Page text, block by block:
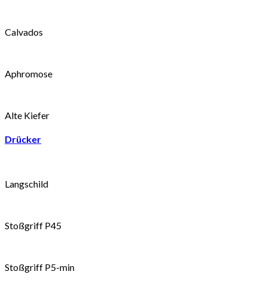
Calvados
Aphromose
Alte Kiefer
Drücker
Langschild
Stoßgriff P45
Stoßgriff P5-min